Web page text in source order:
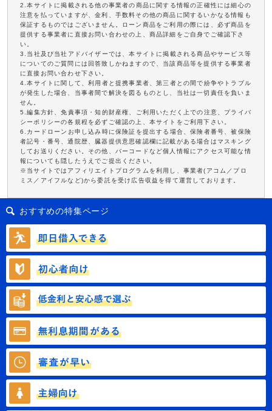
2.本サイトに掲載される他の事業者の商品に関する情報の正確性には細心の
注意を払っていますが、金利、手数料その他の商品に関するいかなる情報も
保証するものではございません。ローン商品をご利用の際には、必ず商品を
提供する事業者に直接お問い合わせの上、商品詳細をご自身でご確認下さ
い。
3.当社及び当社アドバイザーでは、本サイトに掲載される商品やサービス等
についてのご質問には回答致しかねますので、当該商品等を提供する事業者
に直接お問い合わせ下さい。
4.本サイトに関して、利用者と提携事業者、第三者との間で紛争やトラブル
が発生した場合、当事者間で解決を図るものとし、当社は一切責任を負いま
せん。
5.編集方針、免責事項・知的財産権、ご利用いただく上での注意、プライバ
シーポリシーの各規程を必ずご確認の上、本サイトをご利用下さい。
6.カードローンお申し込み時に保険証を提出する場合、保険者番号、被保険
者記号・番号、通院歴、臓器提供意思確認欄に記載がある場合はマスキング
してお送りください。その他、バーコードなど個人情報にアクセス可能な情
報についても隠したうえでご提出ください。
※当サイトではアフィリエイトプログラムを利用し、事業者(アコム／プロ
ミス／アイフルなど)から委託を受け広告収益を得て運営しております。
おすすめの特集ページ